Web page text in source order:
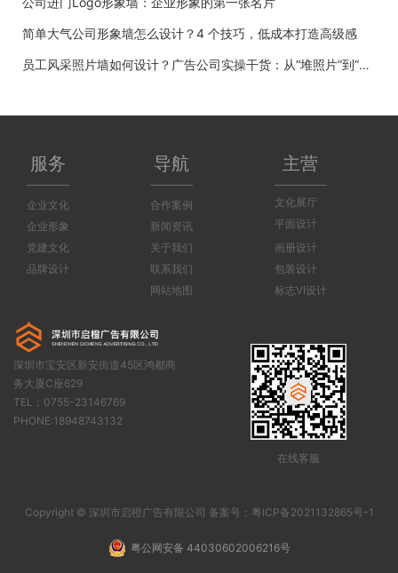
简单大气公司形象墙怎么设计？4 个技巧，低成本打造高级感
员工风采照片墙如何设计？广告公司实操干货：从“堆照片”到“有温度”
服务
企业文化
企业形象
党建文化
品牌设计
导航
合作案例
新闻资讯
关于我们
联系我们
网站地图
主营
文化展厅
平面设计
画册设计
包装设计
标志VI设计
深圳市宝安区新安街道45区鸿都商
务大厦C座629
TEL：0755-23146769
PHONE:18948743132
在线客服
Copyright © 深圳市启橙广告有限公司 备案号： 粤ICP备2021132865号-1
粤公网安备 44030602006216号